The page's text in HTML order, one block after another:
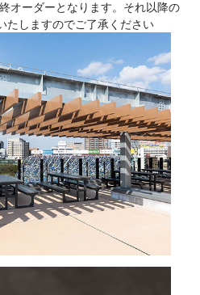
オーダーとなります。それ以降の
たしますのでご了承ください